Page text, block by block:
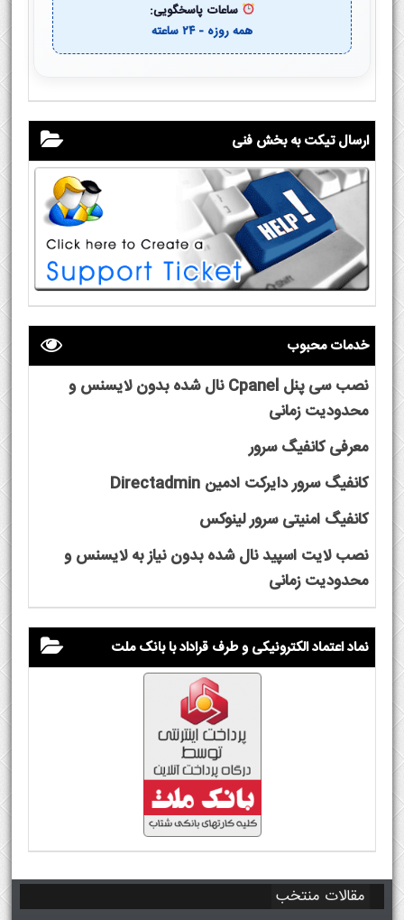
ساعات پاسخگویی:
همه روزه - ۲۴ ساعته
ارسال تیکت به بخش فنی
خدمات محبوب
نصب سی پنل Cpanel نال شده بدون لایسنس و
محدودیت زمانی
معرفی کانفیگ سرور
کانفیگ سرور دایرکت ادمین Directadmin
کانفیگ امنیتی سرور لینوکس
نصب لایت اسپید نال شده بدون نیاز به لایسنس و
محدودیت زمانی
نماد اعتماد الکترونیکی و طرف قراداد با بانک ملت
مقالات منتخب